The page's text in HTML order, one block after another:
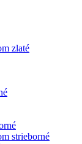
zlaté
strieborné